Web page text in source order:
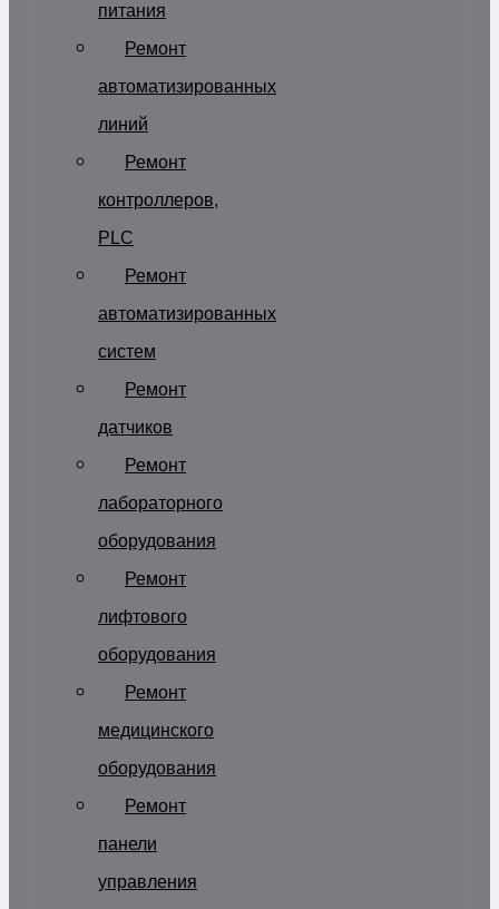
питания
Ремонт
автоматизированных
линий
Ремонт
контроллеров,
PLC
Ремонт
автоматизированных
систем
Ремонт
датчиков
Ремонт
лабораторного
оборудования
Ремонт
лифтового
оборудования
Ремонт
медицинского
оборудования
Ремонт
панели
управления